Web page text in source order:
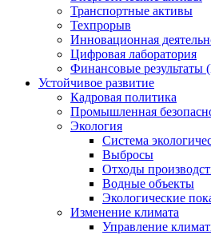
Транспортные активы
Техпрорыв
Инновационная
Цифровая лаборатория
Финансовые результаты
Устойчивое развитие
Кадровая политика
Промышленная
Экология
Система
Выбросы
Отходы
Водные объекты
Экологические
Изменение климата
Управление